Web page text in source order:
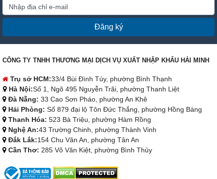
Đăng ký
CÔNG TY TNHH THƯƠNG MẠI DỊCH VỤ XUẤT NHẬP KHẨU HẢI MINH
Trụ sở HCM:33/4 Bùi Đình Túy, phường Bình Thạnh
Hà Nội:Số 1, Ngõ 495 Nguyễn Trãi, phường Thanh Liệt
Đà Nẵng: 33 Cao Sơn Pháo, phường An Khê
Hải Phòng: Số 879 đại lộ Tôn Đức Thắng, phường Hồng Bàng
Thanh Hóa: 523 Bà Triệu, phường Hàm Rồng
Nghệ An:43 Trường Chinh, phường Thành Vinh
Đắk Lắk:154 Chu Văn An, phường Tân An
Cần Thơ: 285 Võ Văn Kiệt, phường Bình Thủy